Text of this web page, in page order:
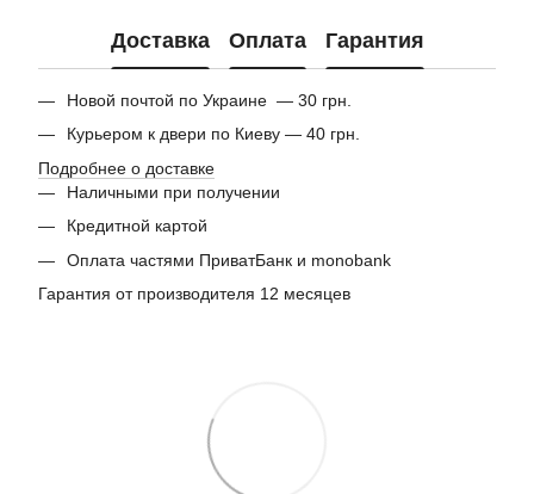
Доставка Оплата Гарантия
Новой почтой по Украине — 30 грн.
Курьером к двери по Киеву — 40 грн.
Подробнее о доставке
Наличными при получении
Кредитной картой
Оплата частями ПриватБанк и monobank
Гарантия от производителя 12 месяцев